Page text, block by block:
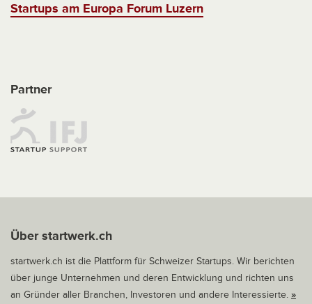
Startups am Europa Forum Luzern
Partner
Über startwerk.ch
startwerk.ch ist die Plattform für Schweizer Startups. Wir berichten
über junge Unternehmen und deren Entwicklung und richten uns
an Gründer aller Branchen, Investoren und andere Interessierte. »